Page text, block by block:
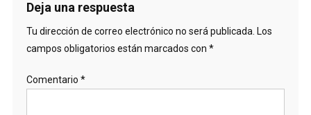
Deja una respuesta
Tu dirección de correo electrónico no será publicada. Los
campos obligatorios están marcados con *
Comentario *